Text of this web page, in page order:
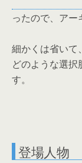
ったので、アー
細かくは省いて
どのような選択
す。
登場人物